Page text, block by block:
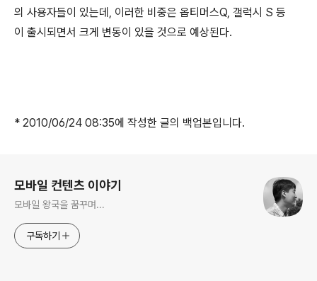
의 사용자들이 있는데, 이러한 비중은 옵티머스Q, 갤럭시 S 등
이 출시되면서 크게 변동이 있을 것으로 예상된다.
* 2010/06/24 08:35에 작성한 글의 백업본입니다.
모바일 컨텐츠 이야기
모바일 왕국을 꿈꾸며...
구독하기